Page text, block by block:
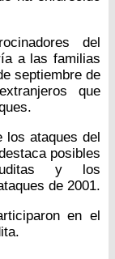
del
a las familias
septiembre de
que
los ataques del
posibles
y los
de 2001.
en el